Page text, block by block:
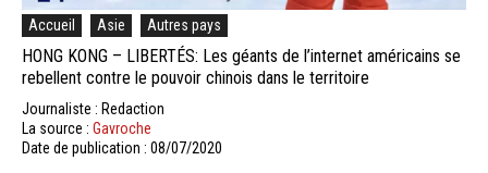
Accueil Asie Autres pays
HONG KONG – LIBERTÉS: Les géants de l’internet américains se
rebellent contre le pouvoir chinois dans le territoire
Journaliste : Redaction
La source : Gavroche
Date de publication : 08/07/2020